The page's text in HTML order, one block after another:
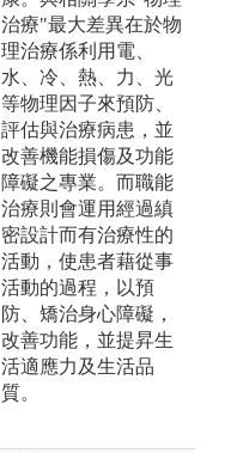
治療"最大差異在於物
理治療係利用電、
水、冷、熱、力、光
等物理因子來預防、
評估與治療病患，並
改善機能損傷及功能
障礙之專業。而職能
治療則會運用經過縝
密設計而有治療性的
活動，使患者藉從事
活動的過程，以預
防、矯治身心障礙，
改善功能，並提昇生
活適應力及生活品
質。